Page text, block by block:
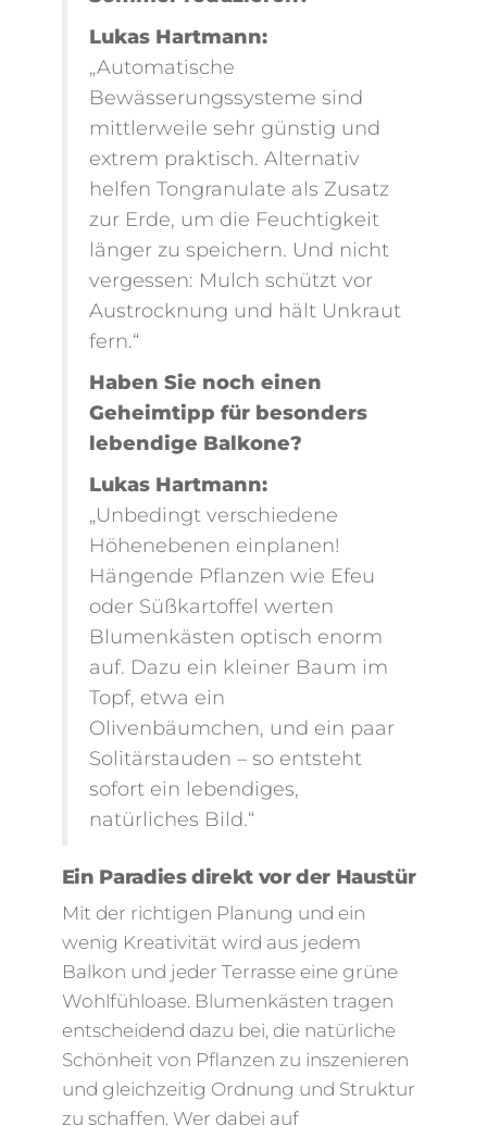
Lukas Hartmann:
„Automatische
Bewässerungssysteme sind
mittlerweile sehr günstig und
extrem praktisch. Alternativ
helfen Tongranulate als Zusatz
zur Erde, um die Feuchtigkeit
länger zu speichern. Und nicht
vergessen: Mulch schützt vor
Austrocknung und hält Unkraut
fern.“
Haben Sie noch einen
Geheimtipp für besonders
lebendige Balkone?
Lukas Hartmann:
„Unbedingt verschiedene
Höhenebenen einplanen!
Hängende Pflanzen wie Efeu
oder Süßkartoffel werten
Blumenkästen optisch enorm
auf. Dazu ein kleiner Baum im
Topf, etwa ein
Olivenbäumchen, und ein paar
Solitärstauden – so entsteht
sofort ein lebendiges,
natürliches Bild.“
Ein Paradies direkt vor der Haustür
Mit der richtigen Planung und ein
wenig Kreativität wird aus jedem
Balkon und jeder Terrasse eine grüne
Wohlfühloase. Blumenkästen tragen
entscheidend dazu bei, die natürliche
Schönheit von Pflanzen zu inszenieren
und gleichzeitig Ordnung und Struktur
zu schaffen. Wer dabei auf